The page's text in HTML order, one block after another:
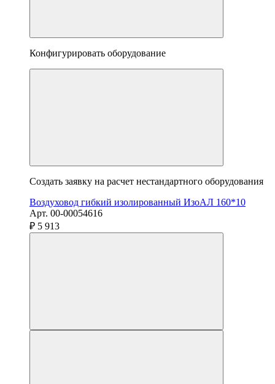
Конфигурировать оборудование
Создать заявку на расчет нестандартного оборудования
Воздуховод гибкий изолированный ИзоАЛ 160*10
Арт. 00-00054616
₽ 5 913